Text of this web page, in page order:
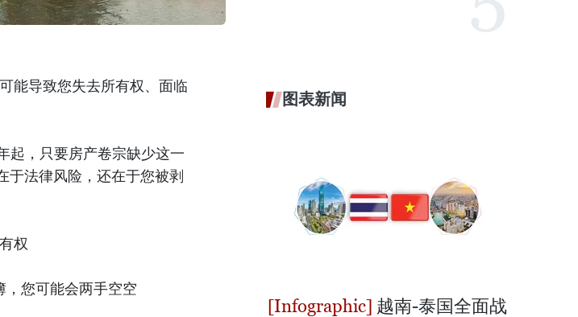
能导致您失去所有权、面临
起，只要房产卷宗缺少这一
于法律风险，还在于您被剥
权
，您可能会两手空空
图表新闻
越南-泰国全面战